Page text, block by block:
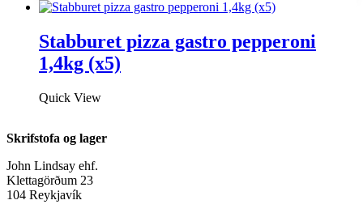
Stabburet pizza gastro pepperoni
1,4kg (x5)
Quick View
Skrifstofa og lager
John Lindsay ehf.
Klettagörðum 23
104 Reykjavík